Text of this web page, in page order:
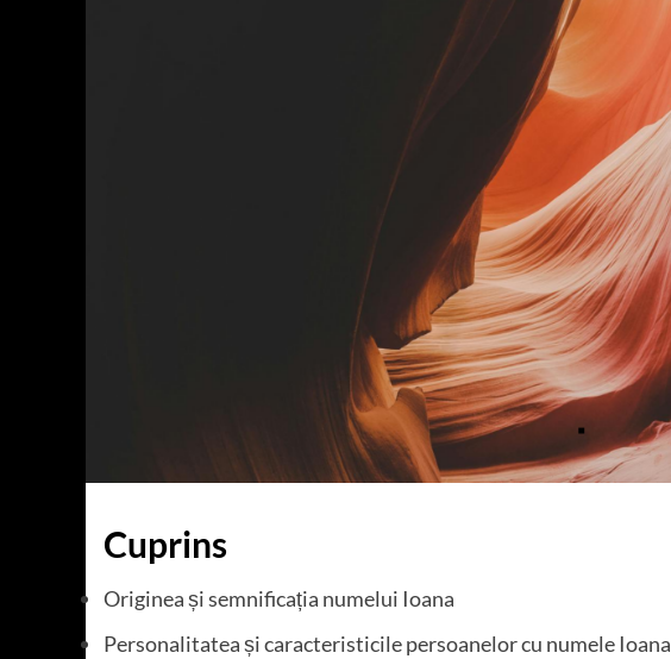
Cuprins
Originea și semnificația numelui Ioana
Personalitatea și caracteristicile persoanelor cu numele Ioana